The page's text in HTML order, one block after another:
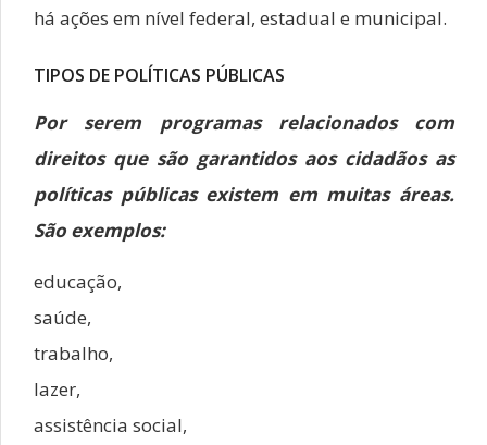
há ações em nível federal, estadual e municipal.
TIPOS DE POLÍTICAS PÚBLICAS
Por serem programas relacionados com
direitos que são garantidos aos cidadãos as
políticas públicas existem em muitas áreas.
São exemplos:
educação,
saúde,
trabalho,
lazer,
assistência social,